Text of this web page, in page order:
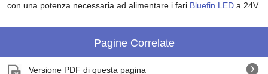
con una potenza necessaria ad alimentare i fari Bluefin LED a 24V.
Pagine Correlate
Versione PDF di questa pagina